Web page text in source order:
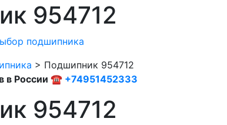
954712
подшипника
> Подшипник 954712
в России ☎ +74951452333
954712